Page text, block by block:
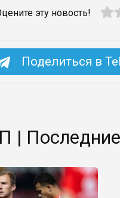
эту новость!
Поделиться в
|